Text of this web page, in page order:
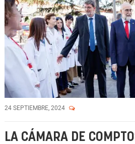
24 SEPTIEMBRE, 2024
LA CÁMARA DE